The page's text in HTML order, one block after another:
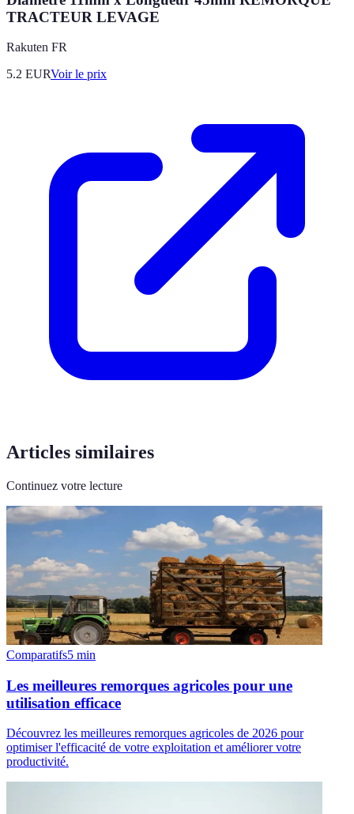
TRACTEUR LEVAGE
Rakuten FR
5.2 EURVoir le prix
Articles similaires
Continuez votre lecture
Comparatifs5 min
Les meilleures remorques agricoles pour une
utilisation efficace
Découvrez les meilleures remorques agricoles de 2026 pour
optimiser l'efficacité de votre exploitation et améliorer votre
productivité.